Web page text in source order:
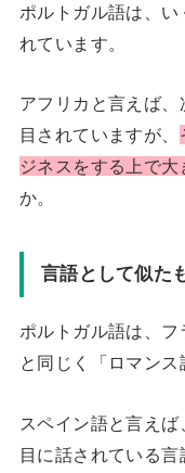
ポルトガル語は、
れています。
アフリカと言えば
目されていますが、
ジネスをする上で大
か。
言語として似た
ポルトガル語は、
と同じく「ロマンス
スペイン語と言え
目に話されている言